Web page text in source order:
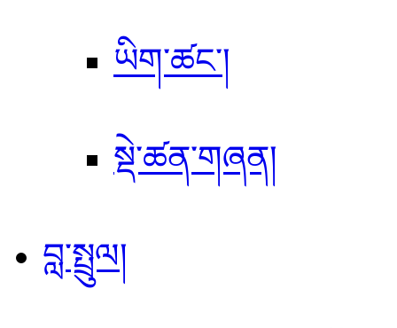
ཡིག་ཚང་།
སྡེ་ཚན་གཞན།
བླ་སྤྲུལ།